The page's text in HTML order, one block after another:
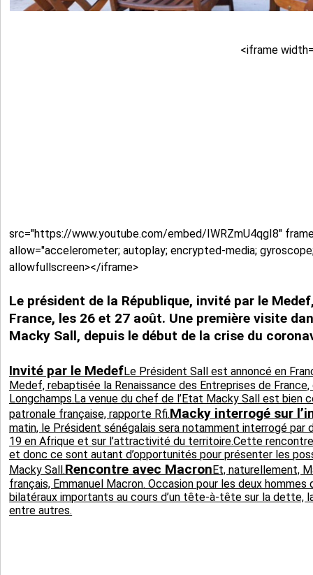
<iframe
src="https://www.youtube.com/embed/IWRZmU4qgI8"
allow="accelerometer; autoplay; encrypted-media;
allowfullscreen></iframe>
Le président de la République, invité par le
France, les 26 et 27 août. Une première visite
Macky Sall, depuis le début de la crise du
Invité par le MedefLe Président Sall est annoncé en
Medef, rebaptisée la Renaissance des Entreprises de France,
Longchamps.La venue du chef de l’Etat Macky Sall est bien
patronale française, rapporte Rfi.Macky interrogé sur
matin, le Président sénégalais sera notamment interrogé par
19 en Afrique et sur l’attractivité du territoire.Cette
et donc ce sont autant d’opportunités pour présenter les
Macky Sall.Rencontre avec MacronEt, naturellement,
français, Emmanuel Macron. Occasion pour les deux
bilatéraux importants au cours d’un tête-à-tête sur la dette,
entre autres.